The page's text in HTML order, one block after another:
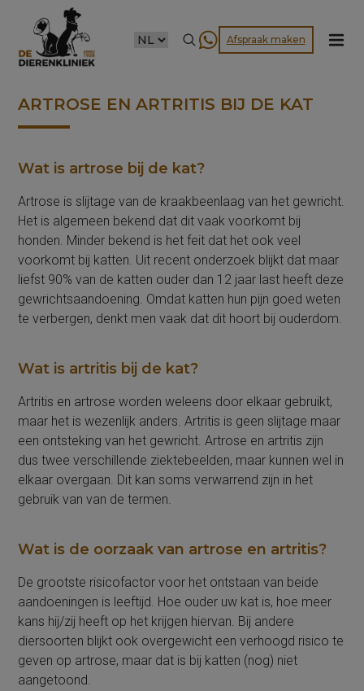
CHOOSE
Afspraak maken
ARTROSE EN ARTRITIS BIJ DE KAT
Wat is artrose bij de kat?
Artrose is slijtage van de kraakbeenlaag van het gewricht.
Het is algemeen bekend dat dit vaak voorkomt bij
honden. Minder bekend is het feit dat het ook veel
voorkomt bij katten. Uit recent onderzoek blijkt dat maar
liefst 90% van de katten ouder dan 12 jaar last heeft deze
gewrichtsaandoening. Omdat katten hun pijn goed weten
te verbergen, denkt men vaak dat dit hoort bij ouderdom.
Wat is artritis bij de kat?
Artritis en artrose worden weleens door elkaar gebruikt,
maar het is wezenlijk anders. Artritis is geen slijtage maar
een ontsteking van het gewricht. Artrose en artritis zijn
dus twee verschillende ziektebeelden, maar kunnen wel in
elkaar overgaan. Dit kan soms verwarrend zijn in het
gebruik van van de termen.
Wat is de oorzaak van artrose en artritis?
De grootste risicofactor voor het ontstaan van beide
aandoeningen is leeftijd. Hoe ouder uw kat is, hoe meer
kans hij/zij heeft op het krijgen hiervan. Bij andere
diersoorten blijkt ook overgewicht een verhoogd risico te
geven op artrose, maar dat is bij katten (nog) niet
aangetoond.